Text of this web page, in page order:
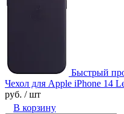
Быстрый
Чехол для Apple iPhone 14
руб. / шт
В корзину